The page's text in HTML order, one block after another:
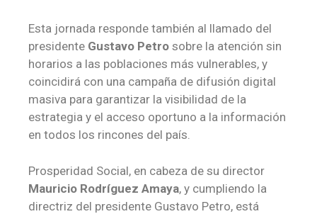
Esta jornada responde también al llamado del
presidente Gustavo Petro sobre la atención sin
horarios a las poblaciones más vulnerables, y
coincidirá con una campaña de difusión digital
masiva para garantizar la visibilidad de la
estrategia y el acceso oportuno a la información
en todos los rincones del país.
Prosperidad Social, en cabeza de su director
Mauricio Rodríguez Amaya, y cumpliendo la
directriz del presidente Gustavo Petro, está